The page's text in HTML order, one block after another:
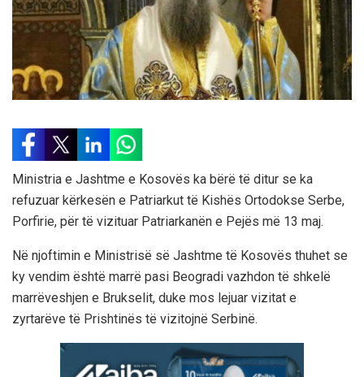
Ministria e Jashtme e Kosovës ka bërë të ditur se ka
refuzuar kërkesën e Patriarkut tё Kishёs Ortodokse Serbe,
Porfirie, për të vizituar Patriarkanën e Pejës më 13 maj.
Në njoftimin e Ministrisë së Jashtme të Kosovës thuhet se
ky vendim është marrë pasi Beogradi vazhdon të shkelë
marrëveshjen e Brukselit, duke mos lejuar vizitat e
zyrtarëve të Prishtinës të vizitojnë Serbinë.